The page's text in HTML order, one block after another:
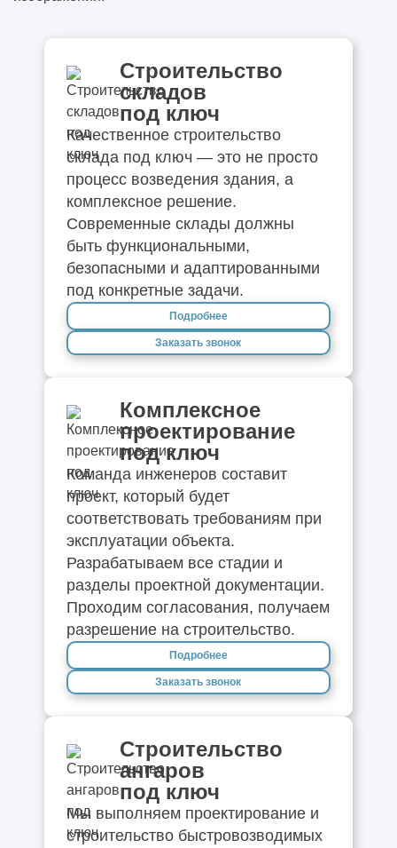
Строительство
складов
под ключ
Качественное строительство
склада под ключ — это не просто
процесс возведения здания, а
комплексное решение.
Современные склады должны
быть функциональными,
безопасными и адаптированными
под конкретные задачи.
Подробнее
Заказать звонок
Комплексное
проектирование
под ключ
Команда инженеров составит
проект, который будет
соответствовать требованиям при
эксплуатации объекта.
Разрабатываем все стадии и
разделы проектной документации.
Проходим согласования, получаем
разрешение на строительство.
Подробнее
Заказать звонок
Строительство
ангаров
под ключ
Мы выполняем проектирование и
строительство быстровозводимых